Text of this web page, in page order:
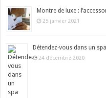
Montre de luxe :
25 janvier 2021
Détendez-vous dans un
24 décembre 2020